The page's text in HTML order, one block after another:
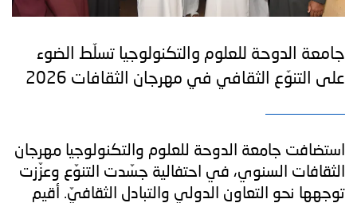
جامعة الدوحة للعلوم والتكنولوجيا تسلّط الضوء
على التنوّع الثقافي في مهرجان الثقافات 2026
استضافت جامعة الدوحة للعلوم والتكنولوجيا مهرجان
الثقافات السنوي، في احتفالية جسّدت التنوّع وعزّزت
توجهها نحو التعاون الدولي والتبادل الثقافيّ. أقيم